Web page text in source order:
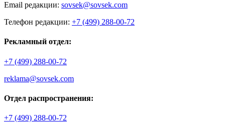
Email редакции: sovsek@sovsek.com
Телефон редакции: +7 (499) 288-00-72
Рекламный отдел:
+7 (499) 288-00-72
reklama@sovsek.com
Отдел распространения:
+7 (499) 288-00-72